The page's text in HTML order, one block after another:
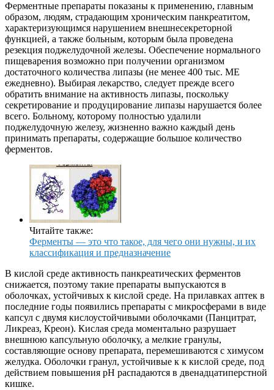
Ферментные препараты показаны к применению, главным
образом, людям, страдающим хроническим панкреатитом,
характеризующимся нарушением внешнесекреторной
функцией, а также больным, которым была проведена
резекция поджелудочной железы. Обеспечение нормального
пищеварения возможно при получении организмом
достаточного количества липазы (не менее 400 тыс. МЕ
ежедневно). Выбирая лекарство, следует прежде всего
обратить внимание на активность липазы, поскольку
секретирование и продуцирование липазы нарушается более
всего. Больному, которому полностью удалили
поджелудочную железу, жизненно важно каждый день
принимать препараты, содержащие большое количество
ферментов.
Читайте также:
Ферменты — это что такое, для чего они нужны, и их
классификация и предназначение
В кислой среде активность панкреатических ферментов
снижается, поэтому такие препараты выпускаются в
оболочках, устойчивых к кислой среде. На прилавках аптек в
последние годы появились препараты с микросферами в виде
капсул с двумя кислоустойчивыми оболочками (Панцитрат,
Ликреаз, Креон). Кислая среда моментально разрушает
внешнюю капсульную оболочку, а мелкие гранулы,
составляющие основу препарата, перемешиваются с химусом
желудка. Оболочки гранул, устойчивые к к кислой среде, под
действием повышения рН распадаются в двенадцатиперстной
кишке.